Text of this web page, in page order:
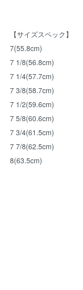
【サイズスペック】
7(55.8cm)
7 1/8(56.8cm)
7 1/4(57.7cm)
7 3/8(58.7cm)
7 1/2(59.6cm)
7 5/8(60.6cm)
7 3/4(61.5cm)
7 7/8(62.5cm)
8(63.5cm)